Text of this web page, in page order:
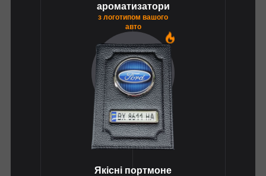
ароматизатори
з логотипом вашого
авто
Якісні портмоне